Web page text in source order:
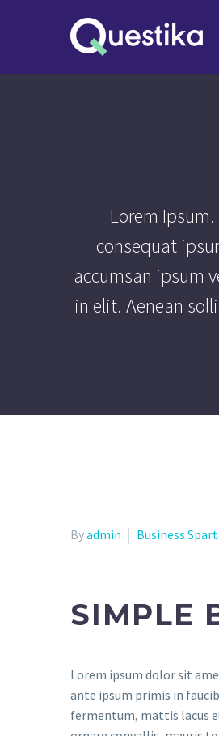
Lorem
consequat
accumsan ipsum
in elit. Aenean
Byadmin Business
SIMPLE
Lorem ipsum dolor sit
ante ipsum primis in
fermentum, mattis lacus